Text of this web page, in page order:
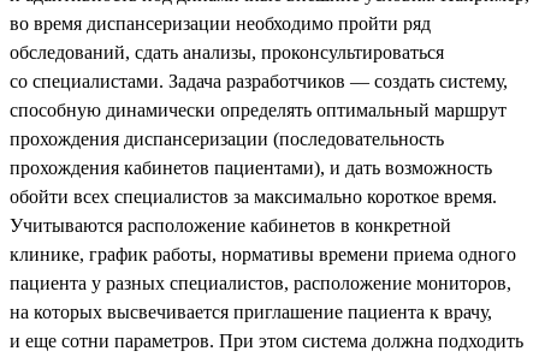
во время диспансеризации необходимо пройти ряд
обследований, сдать анализы, проконсультироваться
со специалистами. Задача разработчиков — создать систему,
способную динамически определять оптимальный маршрут
прохождения диспансеризации (последовательность
прохождения кабинетов пациентами), и дать возможность
обойти всех специалистов за максимально короткое время.
Учитываются расположение кабинетов в конкретной
клинике, график работы, нормативы времени приема одного
пациента у разных специалистов, расположение мониторов,
на которых высвечивается приглашение пациента к врачу,
и еще сотни параметров. При этом система должна подходить